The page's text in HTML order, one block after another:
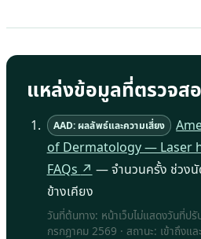
แหล่งข้อมูลที่ตรวจส
AAD: ผลลัพธ์และความเสี่ยง
of Dermatology — Laser
FAQs ↗ — จำนวนครั้ง ช่วง
ข้างเคียง
วันที่ต้นทาง: หน้าเว็บไม่แสดงวันที่ปรั
กรกฎาคม 2569 · สถานะ: เข้าถึงแ